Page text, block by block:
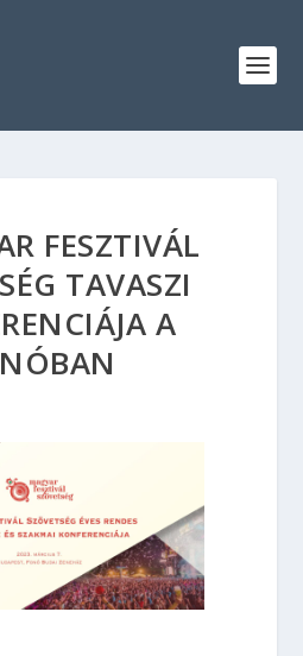
FESZTIVÁL
TAVASZI
A